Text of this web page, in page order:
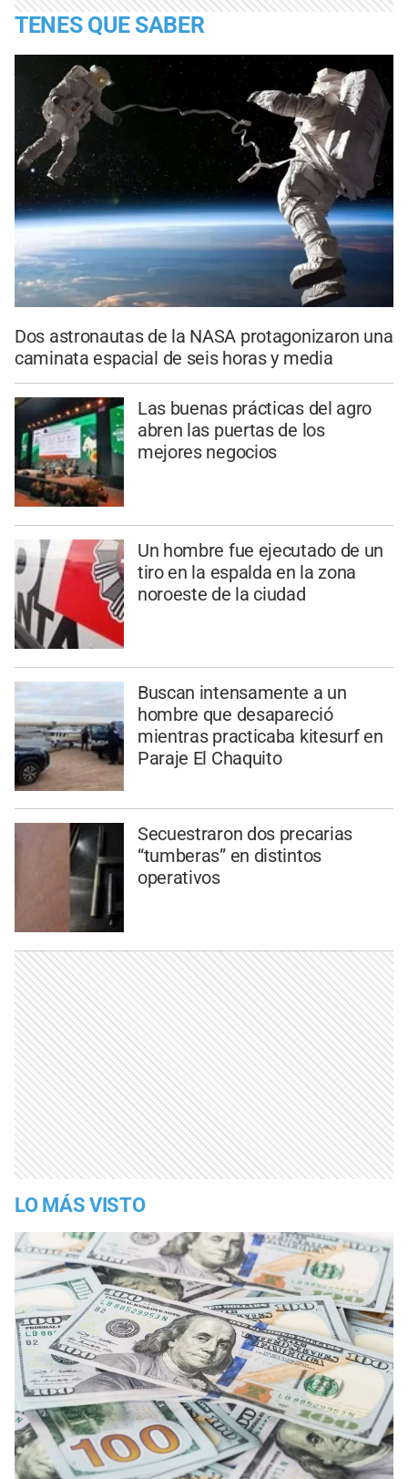
TENES QUE SABER
Dos astronautas de la NASA protagonizaron una
caminata espacial de seis horas y media
Las buenas prácticas del agro
abren las puertas de los
mejores negocios
Un hombre fue ejecutado de un
tiro en la espalda en la zona
noroeste de la ciudad
Buscan intensamente a un
hombre que desapareció
mientras practicaba kitesurf en
Paraje El Chaquito
Secuestraron dos precarias
“tumberas” en distintos
operativos
LO MÁS VISTO